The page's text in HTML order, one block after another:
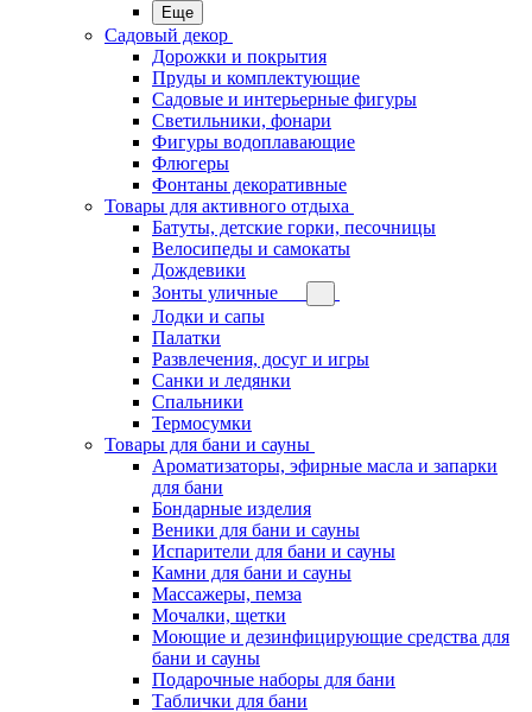
Еще
Садовый декор
Дорожки и покрытия
Пруды и комплектующие
Садовые и интерьерные фигуры
Светильники, фонари
Фигуры водоплавающие
Флюгеры
Фонтаны декоративные
Товары для активного отдыха
Батуты, детские горки, песочницы
Велосипеды и самокаты
Дождевики
Зонты уличные
Лодки и сапы
Палатки
Развлечения, досуг и игры
Санки и ледянки
Спальники
Термосумки
Товары для бани и сауны
Ароматизаторы, эфирные масла и запарки
для бани
Бондарные изделия
Веники для бани и сауны
Испарители для бани и сауны
Камни для бани и сауны
Массажеры, пемза
Мочалки, щетки
Моющие и дезинфицирующие средства для
бани и сауны
Подарочные наборы для бани
Таблички для бани